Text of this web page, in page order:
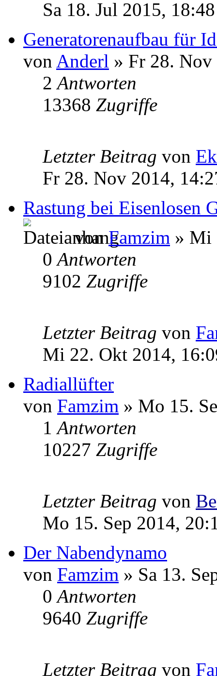
Sa 18. Jul 2015, 18:48
Generatorenaufbau für
von Anderl » Fr 28.
2Antworten
13368 Zugriffe
Letzter Beitrag von
Fr 28. Nov 2014,
Rastung bei Eisenlosen
vonFamzim » Mi
0Antworten
9102 Zugriffe
Letzter Beitrag von
Mi 22. Okt 2014,
Radiallüfter
von Famzim » Mo 15.
1Antworten
10227 Zugriffe
Letzter Beitrag von
Mo 15. Sep 2014,
Der Nabendynamo
von Famzim » Sa 13.
0Antworten
9640 Zugriffe
Letzter Beitrag von